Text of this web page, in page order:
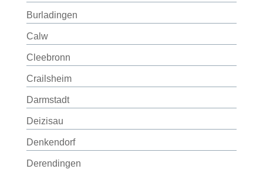
Burladingen
Calw
Cleebronn
Crailsheim
Darmstadt
Deizisau
Denkendorf
Derendingen